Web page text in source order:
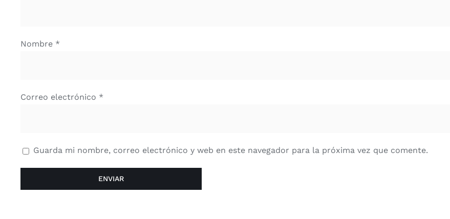
Nombre *
Correo electrónico *
Guarda mi nombre, correo electrónico y web en este navegador para la próxima vez que comente.